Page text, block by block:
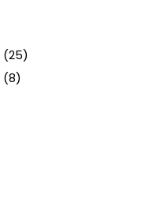
(25)
(8)